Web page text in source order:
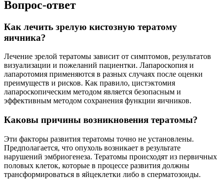
Вопрос-ответ
Как лечить зрелую кистозную тератому
яичника?
Лечение зрелой тератомы зависит от симптомов, результатов
визуализации и пожеланий пациентки. Лапароскопия и
лапаротомия применяются в разных случаях после оценки
преимуществ и рисков. Как правило, цистэктомия
лапароскопическим методом является безопасным и
эффективным методом сохранения функции яичников.
Каковы причины возникновения тератомы?
Эти факторы развития тератомы точно не установлены.
Предполагается, что опухоль возникает в результате
нарушений эмбриогенеза. Тератомы происходят из первичных
половых клеток, которые в процессе развития должны
трансформироваться в яйцеклетки либо в сперматозоиды.